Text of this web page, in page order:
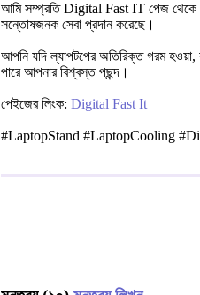
আমি সম্প্রতি Digital Fast IT পেজ থেকে
সন্তোষজনক সেবা প্রদান করেছে।
আপনি যদি ল্যাপটপের অতিরিক্ত গরম
পারে আপনার বিশ্বস্ত পছন্দ।
পেইজের লিংক: Digital Fast It
#LaptopStand #LaptopCooling